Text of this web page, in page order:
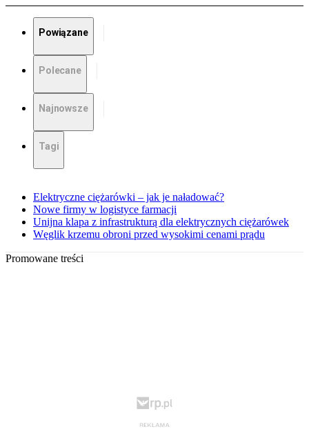
Powiązane
Polecane
Najnowsze
Tagi
Elektryczne ciężarówki – jak je naładować?
Nowe firmy w logistyce farmacji
Unijna klapa z infrastrukturą dla elektrycznych ciężarówek
Węglik krzemu obroni przed wysokimi cenami prądu
Promowane treści